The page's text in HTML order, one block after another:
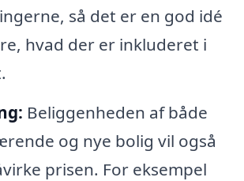
så det er en god idé
hvad der er inkluderet i
Beliggenheden af både
og nye bolig vil også
prisen. For eksempel